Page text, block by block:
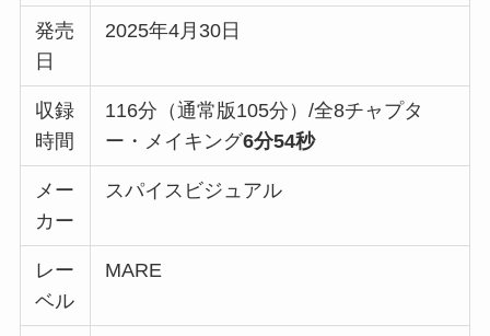
発売
日
2025年4月30日
収録
時間
116分（通常版105分）/全8チャプタ
ー・メイキング6分54秒
メー
カー
スパイスビジュアル
レー
ベル
MARE